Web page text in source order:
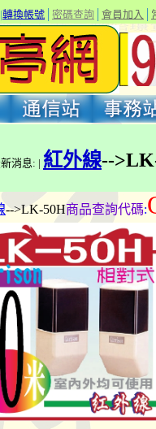
|轉換帳號 密碼查詢 會員加入
消息: | 紅外線--
-->LK-50H商品查詢代碼: